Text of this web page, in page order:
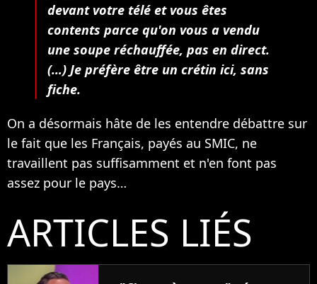
devant votre télé et vous êtes
contents parce qu'on vous a vendu
une soupe réchauffée, pas en direct.
(…) Je préfère être un crétin ici, sans
fiche.
On a désormais hâte de les entendre débattre sur
le fait que les Français, payés au SMIC, ne
travaillent pas suffisamment et n'en font pas
assez pour le pays…
ARTICLES LIÉS